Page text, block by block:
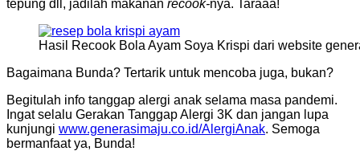
tepung dll, jadilah makanan recook-nya. Taraaa!
Hasil Recook Bola Ayam Soya Krispi dari website
Bagaimana Bunda? Tertarik untuk mencoba juga, bukan?
Begitulah info tanggap alergi anak selama masa pandemi.
Ingat selalu Gerakan Tanggap Alergi 3K dan jangan lupa
kunjungi www.generasimaju.co.id/AlergiAnak. Semoga
bermanfaat ya, Bunda!